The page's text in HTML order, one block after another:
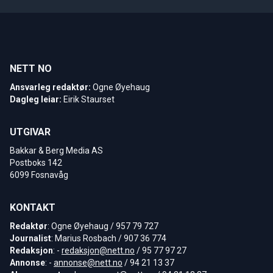
NETT NO
Ansvarleg redaktør: Ogne Øyehaug
Dagleg leiar: Eirik Staurset
UTGIVAR
Bakkar & Berg Media AS
Postboks 142
6099 Fosnavåg
KONTAKT
Redaktør: Ogne Øyehaug / 957 79 727
Journalist: Marius Rosbach / 907 36 774
Redaksjon: - redaksjon@nett.no / 95 77 97 27
Annonse: - annonse@nett.no / 94 21 13 37